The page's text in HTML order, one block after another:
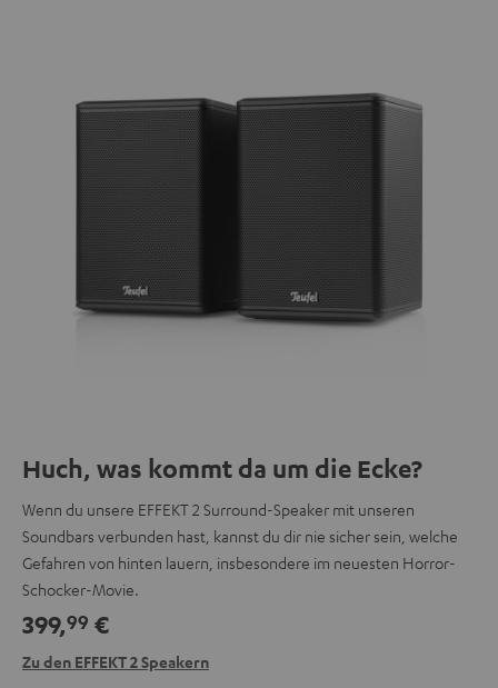
Huch, was kommt da um die Ecke?
Wenn du unsere EFFEKT 2 Surround-Speaker mit unseren
Soundbars verbunden hast, kannst du dir nie sicher sein, welche
Gefahren von hinten lauern, insbesondere im neuesten Horror-
Schocker-Movie.
399,99 €
Zu den EFFEKT 2 Speakern